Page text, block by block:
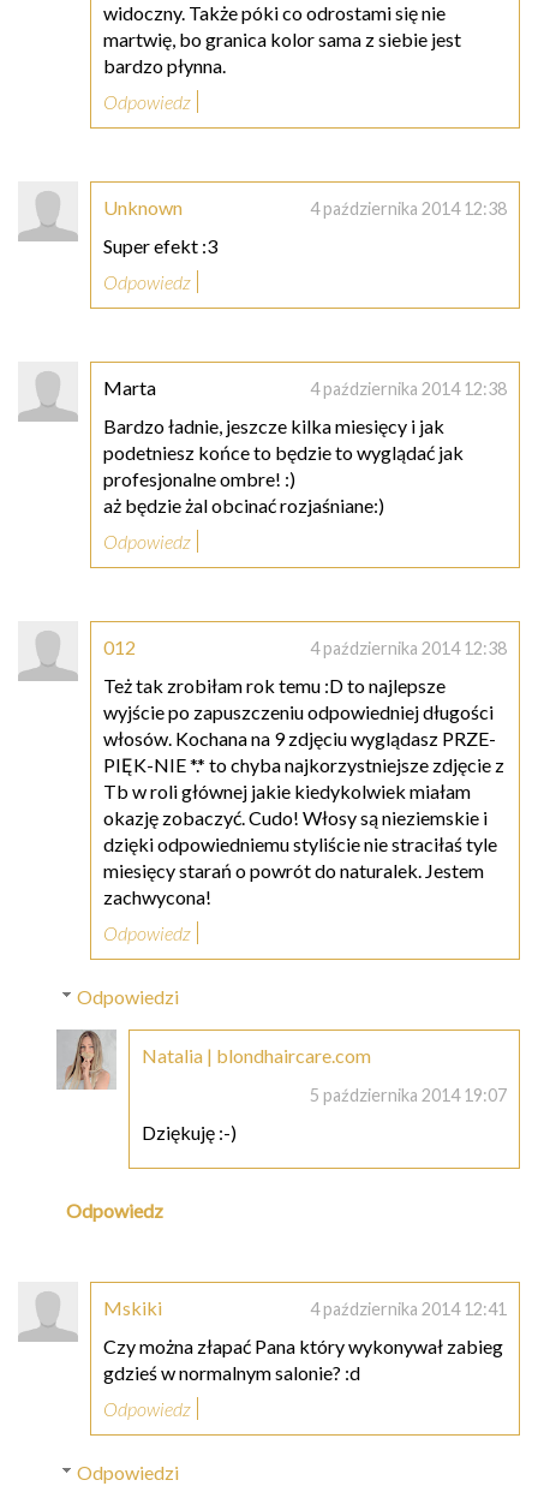
widoczny. Także póki co odrostami się nie
martwię, bo granica kolor sama z siebie jest
bardzo płynna.
Odpowiedz
Unknown 4 października 2014 12:38
Super efekt :3
Odpowiedz
Marta 4 października 2014 12:38
Bardzo ładnie, jeszcze kilka miesięcy i jak
podetniesz końce to będzie to wyglądać jak
profesjonalne ombre! :)
aż będzie żal obcinać rozjaśniane:)
Odpowiedz
012 4 października 2014 12:38
Też tak zrobiłam rok temu :D to najlepsze
wyjście po zapuszczeniu odpowiedniej długości
włosów. Kochana na 9 zdjęciu wyglądasz PRZE-
PIĘK-NIE *.* to chyba najkorzystniejsze zdjęcie z
Tb w roli głównej jakie kiedykolwiek miałam
okazję zobaczyć. Cudo! Włosy są nieziemskie i
dzięki odpowiedniemu styliście nie straciłaś tyle
miesięcy starań o powrót do naturalek. Jestem
zachwycona!
Odpowiedz
Odpowiedzi
Natalia | blondhaircare.com
5 października 2014 19:07
Dziękuję :-)
Odpowiedz
Mskiki 4 października 2014 12:41
Czy można złapać Pana który wykonywał zabieg
gdzieś w normalnym salonie? :d
Odpowiedz
Odpowiedzi